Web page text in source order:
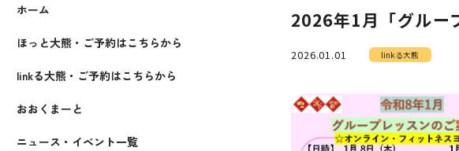
ホーム
ほっと大熊・ご予約はこちらから
linkる大熊・ご予約はこちらから
おおくまーと
ニュース・イベント一覧
2026年1月「グルー
2026.01.01 linkる大熊